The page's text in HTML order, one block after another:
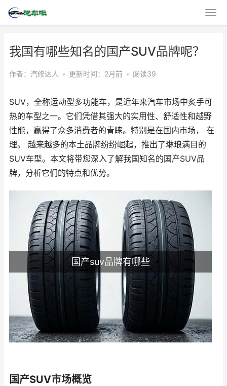
我国有哪些知名的国产SUV品牌呢？
作者：汽修达人 • 更新时间：2月前 • 阅读39
SUV，全称运动型多功能车，是近年来汽车市场中炙手可
热的车型之一。它们凭借其强大的实用性、舒适性和越野
性能，赢得了众多消费者的青睐。特别是在国内市场， 在
理。 越来越多的本土品牌纷纷崛起，推出了琳琅满目的
SUV车型。本文将带您深入了解我国知名的国产SUV品
牌，分析它们的特点和优势。
国产suv品牌有哪些
国产SUV市场概览